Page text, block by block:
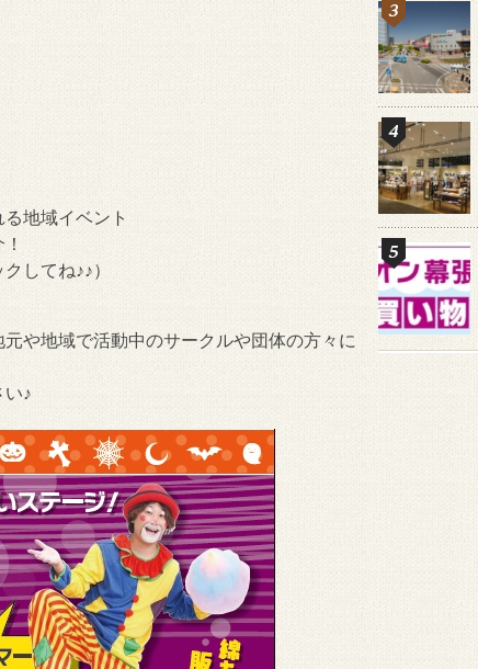
地域イベント
してね♪♪）
や地域で活動中のサークルや団体の方々に
い♪